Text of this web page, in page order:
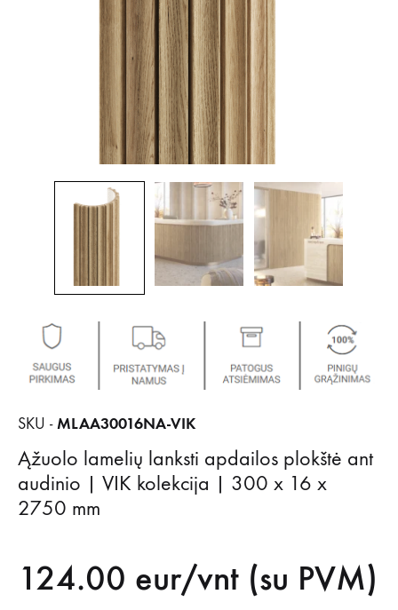
SKU -MLAA30016NA-VIK
Ąžuolo lamelių lanksti apdailos plokštė ant
audinio | VIK kolekcija | 300 x 16 x
2750 mm
124.00 eur/vnt (su PVM)